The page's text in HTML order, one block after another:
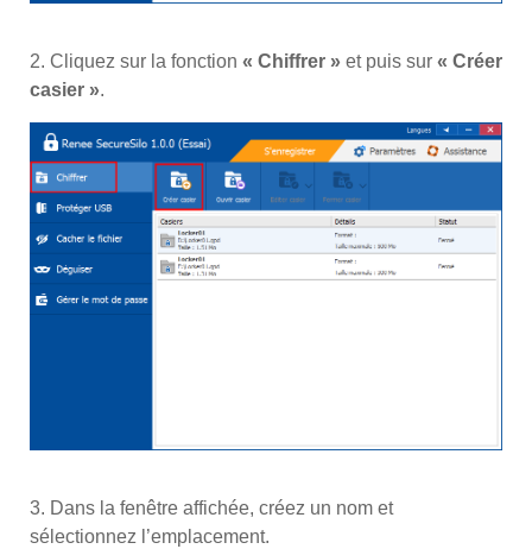
2. Cliquez sur la fonction « Chiffrer » et puis sur « Créer
casier ».
3. Dans la fenêtre affichée, créez un nom et
sélectionnez l’emplacement.